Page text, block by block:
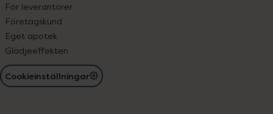
För leverantörer
Företagskund
Eget apotek
Glädjeeffekten
Cookieinställningar